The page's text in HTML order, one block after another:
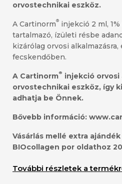
orvostechnikai eszköz.
A Cartinorm® injekció 2 ml,
tartalmazó, ízületi résbe
kizárólag orvosi
fecskendőben.
A Cartinorm® injekció orvosi
orvostechnikai eszköz, így
adhatja be Önnek.
Bővebb információ:
Vásárlás mellé extra ajándék
BIOcollagen por oldathoz
További részletek a